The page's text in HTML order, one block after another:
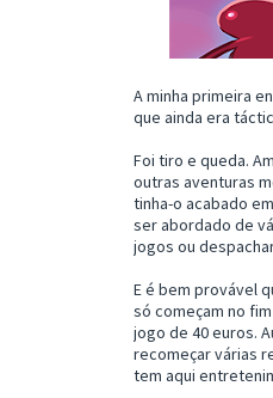
A minha primeira
que ainda era
Foi tiro e queda.
outras aventuras
tinha-o acabado
ser abordado de
jogos ou
E é bem provável
só começam no
jogo de 40 euros.
recomeçar várias
tem aqui